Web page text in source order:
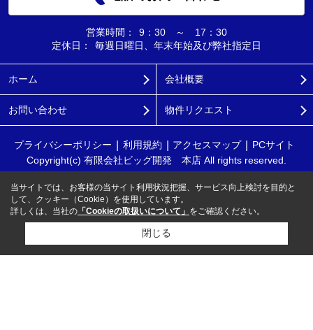
営業時間：
9：30 ～ 17：30
定休日：
毎週日曜日、年末年始及び弊社指定日
ホーム 会社概要
お問い合わせ 物件リクエスト
プライバシーポリシー 利用規約 アクセスマップ
PCサイト
Copyright(c) 有限会社ビッグ開発 本店 All rights reserved.
当サイトでは、お客様の当サイト利用状況把握、サービス向上検討を目的と
して、クッキー（Cookie）を使用しています。
詳しくは、当社の 「Cookieの取扱いについて」 をご確認ください。
閉じる